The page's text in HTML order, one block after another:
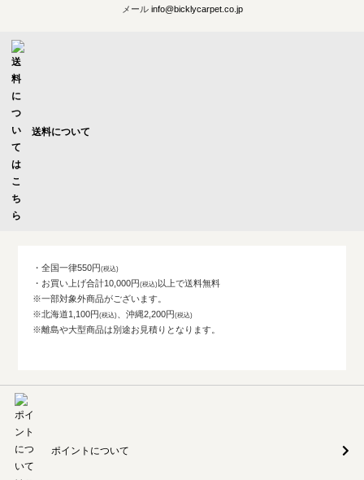
メール info@bicklycarpet.co.jp
送料について
・全国一律550円
・お買い上げ合計10,000円
以上で送料無料
※一部対象外商品がございます。
※北海道1,100円
、沖縄2,200円
※離島や大型商品は別途お見積りとなります。
ポイントについて